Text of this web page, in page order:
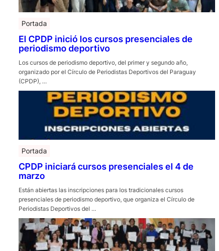
Portada
El CPDP inició los cursos presenciales de
periodismo deportivo
Los cursos de periodismo deportivo, del primer y segundo año,
organizado por el Círculo de Periodistas Deportivos del Paraguay
(CPDP), …
Portada
CPDP iniciará cursos presenciales el 4 de
marzo
Están abiertas las inscripciones para los tradicionales cursos
presenciales de periodismo deportivo, que organiza el Círculo de
Periodistas Deportivos del …